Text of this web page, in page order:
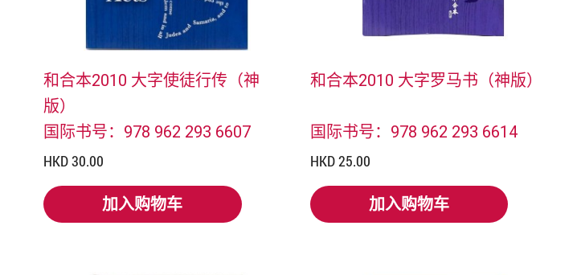
和合本2010 大字使徒行传（神
版）
国际书号：978 962 293 6607
HKD 30.00
加入购物车
加入购物车
和合本2010 大字罗马书（神版）
国际书号：978 962 293 6614
HKD 25.00
加入购物车
加入购物车